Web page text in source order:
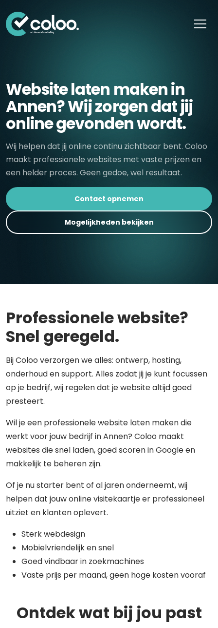
Website laten maken in
Annen? Wij zorgen dat jij
online gevonden wordt.
Wij helpen dat jij online continu zichtbaar bent. Coloo
maakt professionele websites met vaste prijzen en
een helder proces. Geen gedoe, wel resultaat.
Contact opnemen
Mogelijkheden bekijken
Professionele website?
Snel geregeld.
Bij Coloo verzorgen we alles: ontwerp, hosting,
onderhoud en support. Alles zodat jij je kunt focussen
op je bedrijf, wij regelen dat je website altijd goed
presteert.
Wil je een professionele website laten maken die
werkt voor jouw bedrijf in Annen? Coloo maakt
websites die snel laden, goed scoren in Google en
makkelijk te beheren zijn.
Of je nu starter bent of al jaren onderneemt, wij
helpen dat jouw online visitekaartje er professioneel
uitziet en klanten oplevert.
Sterk webdesign
Mobielvriendelijk en snel
Goed vindbaar in zoekmachines
Vaste prijs per maand, geen hoge kosten vooraf
Ontdek wat bij jou past